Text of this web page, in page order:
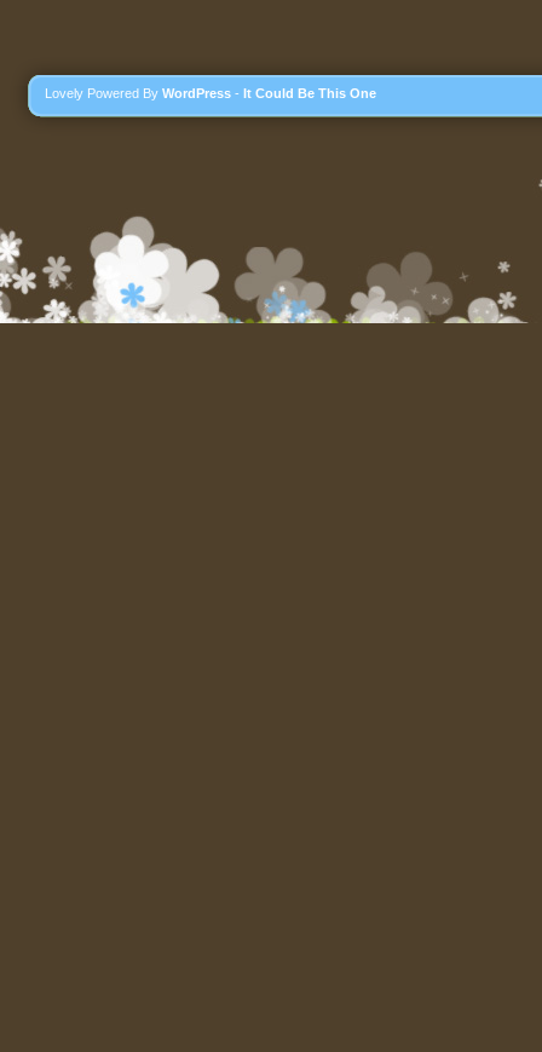
Lovely Powered By WordPress - It Could Be This One